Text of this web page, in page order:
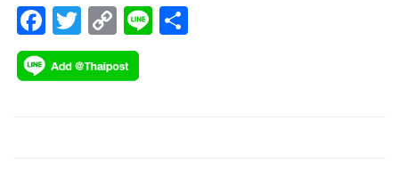
F
ac
e
T
wi
tt
C
o
p
Li